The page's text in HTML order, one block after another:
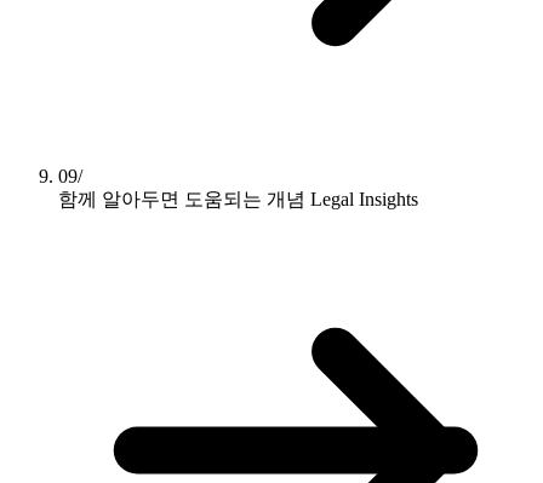
09/
함께 알아두면 도움되는 개념 Legal Insights